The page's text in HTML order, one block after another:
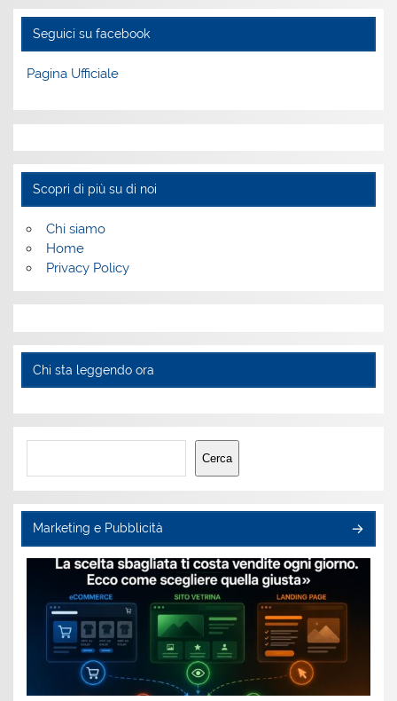
Seguici su facebook
Pagina Ufficiale
Scopri di più su di noi
Chi siamo
Home
Privacy Policy
Chi sta leggendo ora
Cerca
Cerca
Marketing e Pubblicità